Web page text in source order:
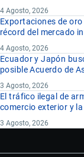
4 Agosto, 2026
Exportaciones de
récord del mercado
4 Agosto, 2026
Ecuador y Japón
posible Acuerdo de
3 Agosto, 2026
El tráfico ilegal de
comercio exterior y
3 Agosto, 2026